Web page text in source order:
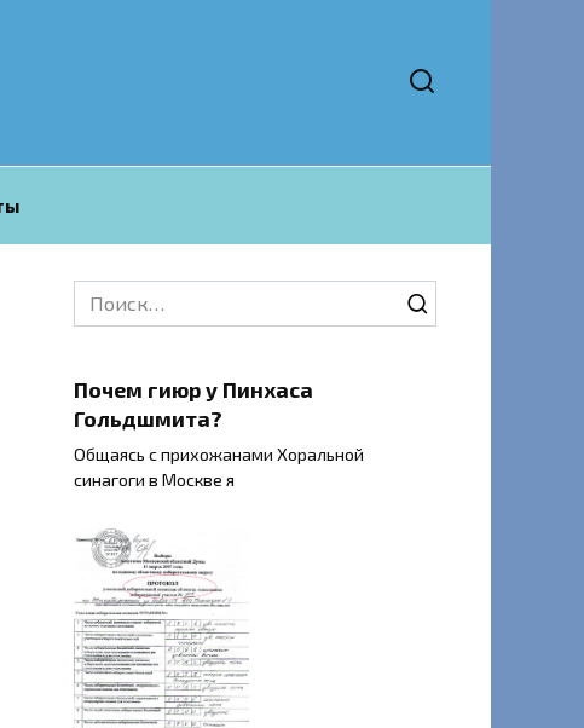
Search
for:
Почем гиюр у Пинхаса
Гольдшмита?
Общаясь с прихожанами Хоральной
синагоги в Москве я